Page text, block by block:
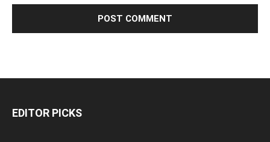
EDITOR PICKS